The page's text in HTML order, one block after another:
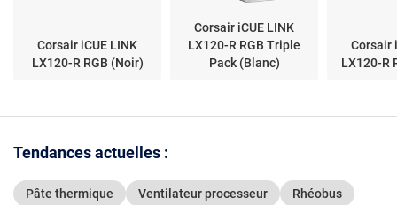
Corsair iCUE LINK
LX120-R RGB (Noir)
Corsair iCUE LINK
LX120-R RGB Triple
Pack (Blanc)
Corsair
LX120-R
Tendances actuelles :
Pâte thermique Ventilateur processeur
Rhéobus